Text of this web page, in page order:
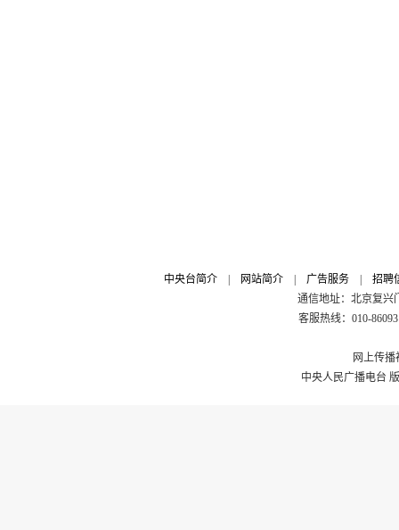
中央台简介 网站简介 广告服务
招聘
通信地址：北京复兴
客服热线：010-
网上传播
中央人民广播电台